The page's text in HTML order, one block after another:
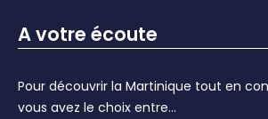
A votre écoute
Pour découvrir la Martinique tout en
vous avez le choix entre...